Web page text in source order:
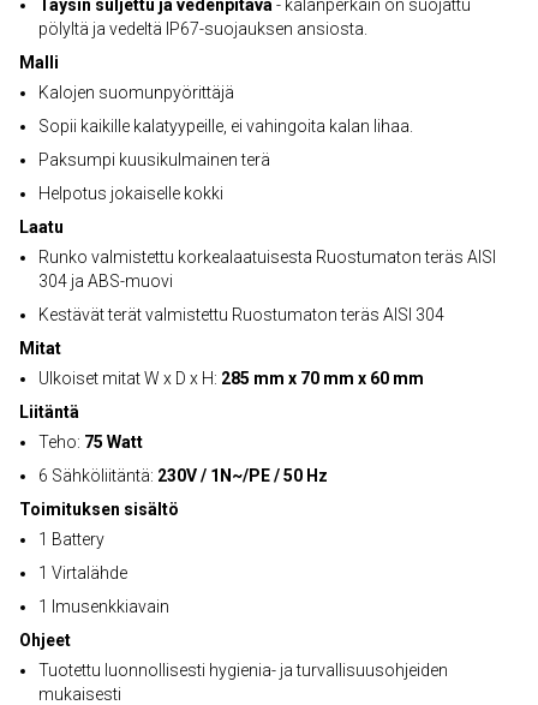
Täysin suljettu ja vedenpitävä - kalanperkain on suojattu
pölyltä ja vedeltä IP67-suojauksen ansiosta.
Malli
Kalojen suomunpyörittäjä
Sopii kaikille kalatyypeille, ei vahingoita kalan lihaa.
Paksumpi kuusikulmainen terä
Helpotus jokaiselle kokki
Laatu
Runko valmistettu korkealaatuisesta Ruostumaton teräs AISI
304 ja ABS-muovi
Kestävät terät valmistettu Ruostumaton teräs AISI 304
Mitat
Ulkoiset mitat W x D x H: 285 mm x 70 mm x 60 mm
Liitäntä
Teho: 75 Watt
6 Sähköliitäntä: 230V / 1N~/PE / 50 Hz
Toimituksen sisältö
1 Battery
1 Virtalähde
1 Imusenkkiavain
Ohjeet
Tuotettu luonnollisesti hygienia- ja turvallisuusohjeiden
mukaisesti